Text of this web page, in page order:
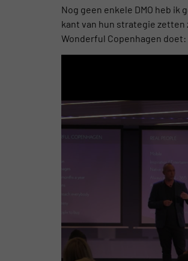
Nog geen enkele DMO heb
kant van hun strategie zetten
Wonderful Copenhagen doet: